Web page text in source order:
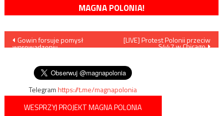
MAGNA POLONIA!
Nawigacja
Gowin forsuje pomysł
wprowadzeniu
[LIVE] Protest Polonii przeciw
S447 w Chicago
Telegramhttps://t.me/magnapolonia
WESPRZYJ PROJEKT MAGNA POLONIA